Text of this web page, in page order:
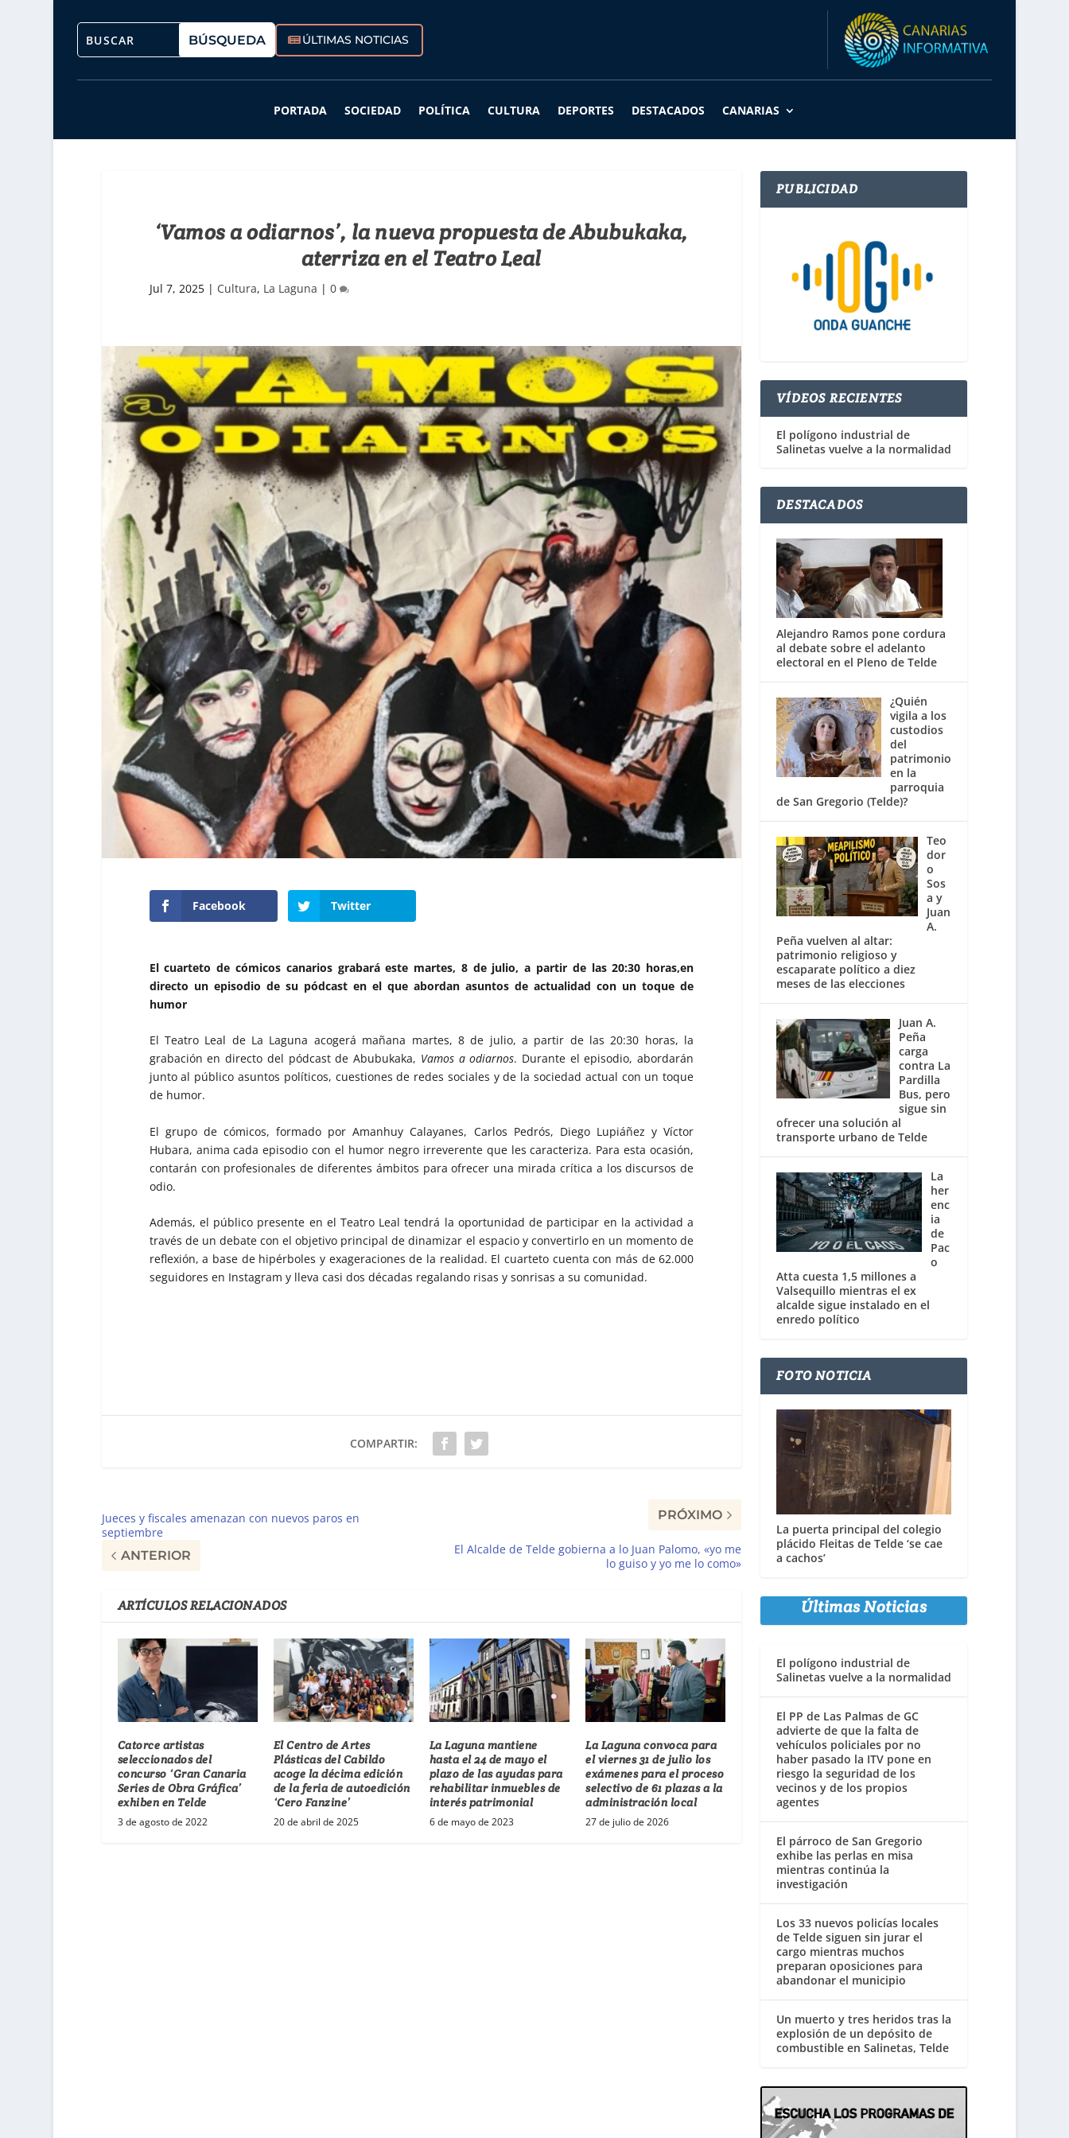
ÚLTIMAS NOTICIAS
PORTADA SOCIEDAD POLÍTICA CULTURA DEPORTES DESTACADOS CANARIAS
‘Vamos a odiarnos’, la nueva propuesta de Abubukaka,
aterriza en el Teatro Leal
Jul 7, 2025| Cultura, La Laguna | 0
Facebook Twitter
El cuarteto de cómicos canarios grabará este martes, 8 de julio, a partir de las 20:30 horas,en
directo un episodio de su pódcast en el que abordan asuntos de actualidad con un toque de
humor
El Teatro Leal de La Laguna acogerá mañana martes, 8 de julio, a partir de las 20:30 horas, la
grabación en directo del pódcast de Abubukaka, Vamos a odiarnos. Durante el episodio, abordarán
junto al público asuntos políticos, cuestiones de redes sociales y de la sociedad actual con un toque
de humor.
El grupo de cómicos, formado por Amanhuy Calayanes, Carlos Pedrós, Diego Lupiáñez y Víctor
Hubara, anima cada episodio con el humor negro irreverente que les caracteriza. Para esta ocasión,
contarán con profesionales de diferentes ámbitos para ofrecer una mirada crítica a los discursos de
odio.
Además, el público presente en el Teatro Leal tendrá la oportunidad de participar en la actividad a
través de un debate con el objetivo principal de dinamizar el espacio y convertirlo en un momento de
reflexión, a base de hipérboles y exageraciones de la realidad. El cuarteto cuenta con más de 62.000
seguidores en Instagram y lleva casi dos décadas regalando risas y sonrisas a su comunidad.
COMPARTIR:
Jueces y fiscales amenazan con nuevos paros en
septiembre
ANTERIOR
PRÓXIMO
El Alcalde de Telde gobierna a lo Juan Palomo, «yo me
lo guiso y yo me lo como»
ARTÍCULOS RELACIONADOS
Catorce artistas
seleccionados del
concurso ‘Gran Canaria
Series de Obra Gráfica’
exhiben en Telde
3 de agosto de 2022
El Centro de Artes
Plásticas del Cabildo
acoge la décima edición
de la feria de autoedición
‘Cero Fanzine’
20 de abril de 2025
La Laguna mantiene
hasta el 24 de mayo el
plazo de las ayudas para
rehabilitar inmuebles de
interés patrimonial
6 de mayo de 2023
La Laguna convoca para
el viernes 31 de julio los
exámenes para el proceso
selectivo de 61 plazas a la
administración local
27 de julio de 2026
PUBLICIDAD
VÍDEOS RECIENTES
El polígono industrial de
Salinetas vuelve a la normalidad
DESTACADOS
Alejandro Ramos pone cordura
al debate sobre el adelanto
electoral en el Pleno de Telde
¿Quién
vigila a los
custodios
del
patrimonio
en la
parroquia
de San Gregorio (Telde)?
Teo
dor
o
Sos
a y
Juan
A.
Peña vuelven al altar:
patrimonio religioso y
escaparate político a diez
meses de las elecciones
Juan A.
Peña
carga
contra La
Pardilla
Bus, pero
sigue sin
ofrecer una solución al
transporte urbano de Telde
La
her
enc
ia
de
Pac
o
Atta cuesta 1,5 millones a
Valsequillo mientras el ex
alcalde sigue instalado en el
enredo político
FOTO NOTICIA
La puerta principal del colegio
plácido Fleitas de Telde ‘se cae
a cachos’
Últimas Noticias
El polígono industrial de
Salinetas vuelve a la normalidad
El PP de Las Palmas de GC
advierte de que la falta de
vehículos policiales por no
haber pasado la ITV pone en
riesgo la seguridad de los
vecinos y de los propios
agentes
El párroco de San Gregorio
exhibe las perlas en misa
mientras continúa la
investigación
Los 33 nuevos policías locales
de Telde siguen sin jurar el
cargo mientras muchos
preparan oposiciones para
abandonar el municipio
Un muerto y tres heridos tras la
explosión de un depósito de
combustible en Salinetas, Telde